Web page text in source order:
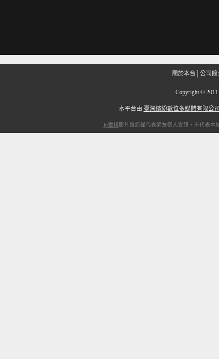
關於本台 公司簡
Copyright ©
本平台由 臺灣繽紛數位多媒體有限公
ip電視影片資訊僅代表網友個人資訊，不代表本